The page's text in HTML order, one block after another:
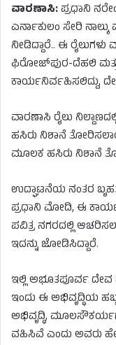
ವಾರಣಾಸಿ:ಪ್ರಧಾನಿ
ಎರ್ನಾಕುಲಂ ಸೇರಿ ನಾಲ್ಕು
ನೀಡಿದ್ದಾರೆ.. ಈ ರೈಲುಗಳು
ಫಿರೋಜ್‌ಪುರ-ದೆಹಲಿ ಮತ್ತು
ಕಾರ್ಯನಿರ್ವಹಿಸಲಿದ್ದು,
ವಾರಣಾಸಿ ರೈಲು
ಹಸಿರು ನಿಶಾನೆ
ಮೂಲಕ ಹಸಿರು ನಿಶಾನೆ
ಉದ್ಘಾಟನೆಯ ನಂತರ
ಪ್ರಧಾನಿ ಮೋದಿ, ಈ
ಪವಿತ್ರ ನಗರದಲ್ಲಿ
ಇದನ್ನು ಜೋಡಿಸಿದ್ದಾರೆ.
ಇಲ್ಲಿ ಅಭೂತಪೂರ್ವ ದೇವ
ಇಂದು ಈ ಅಭಿವೃದ್ಧಿಯ
ಅಭಿವೃದ್ಧಿ,
ವಹಿಸಿವೆ ಎಂದು ಅವರು